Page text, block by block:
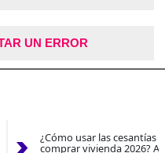
UN ERROR
¿Cómo usar las cesantías
comprar vivienda 2026?